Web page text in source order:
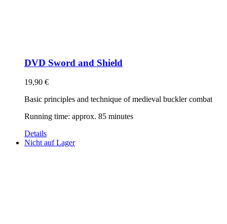
DVD Sword and Shield
19,90 €
Basic principles and technique of medieval buckler combat
Running time: approx. 85 minutes
Details
Nicht auf Lager